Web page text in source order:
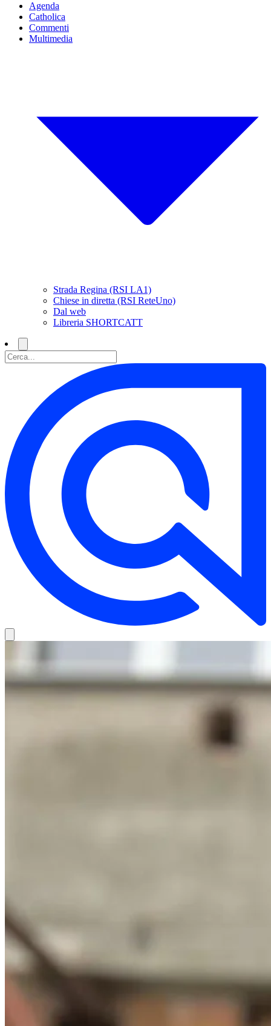
Agenda
Catholica
Commenti
Multimedia
Strada Regina (RSI LA1)
Chiese in diretta (RSI ReteUno)
Dal web
Libreria SHORTCATT